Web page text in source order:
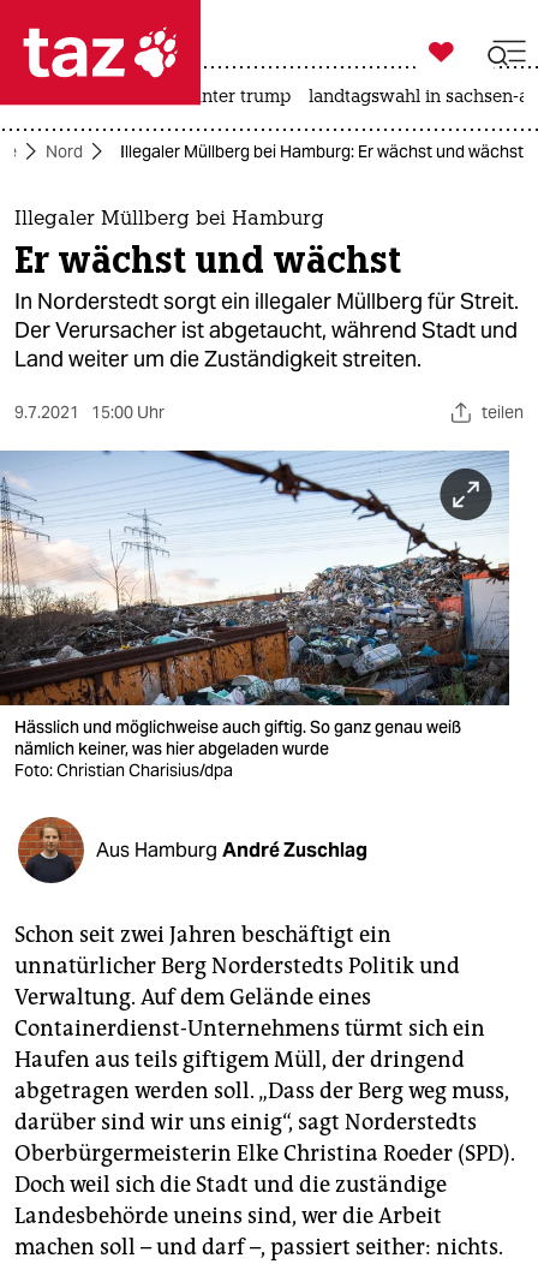
 taz zahl ich
taz zahl ich
themen
politik
öko
sport
berlin
nord
wahrheit
verlag
verlag
shop
fragen & hilfe
unterstützen
abo
genossenschaft
epaper login

taz zahl ich
usa unter trump landtagswahl in sachsen-
Nord Illegaler Müllberg bei Hamburg: Er wächst und wächst
Illegaler Müllberg bei Hamburg
Er wächst und wächst
In Norderstedt sorgt ein illegaler Müllberg für Streit.
Der Verursacher ist abgetaucht, während Stadt und
Land weiter um die Zuständigkeit streiten.
9.7.2021 15:00 Uhr teilen
Hässlich und möglichweise auch giftig. So ganz genau weiß
nämlich keiner, was hier abgeladen wurde
Foto: Christian Charisius/dpa
Aus Hamburg André Zuschlag
Schon seit zwei Jahren beschäftigt ein
unnatürlicher Berg Norderstedts Politik und
Verwaltung. Auf dem Gelände eines
Containerdienst-Unternehmens türmt sich ein
Haufen aus teils giftigem Müll, der dringend
abgetragen werden soll. „Dass der Berg weg muss,
darüber sind wir uns einig“, sagt Norderstedts
Oberbürgermeisterin Elke Christina Roeder (SPD).
Doch weil sich die Stadt und die zuständige
Landesbehörde uneins sind, wer die Arbeit
machen soll – und darf –, passiert seither: nichts.